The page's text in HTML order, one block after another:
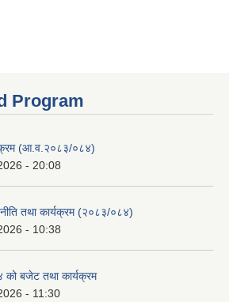
Program
(आ.व.२०८३/०८४)
- 20:08
नीति तथा कार्यक्रम (२०८३/०८४)
- 10:38
को बजेट तथा कार्यक्रम
- 11:30